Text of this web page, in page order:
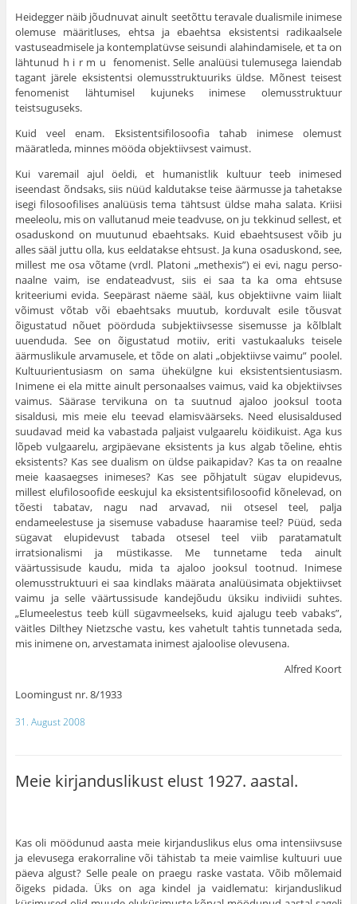
Heidegger näib jõudnuvat ainult seetõttu teravale dualismile ini­mese
olemuse määritluses, ehtsa ja ebaehtsa eksistentsi radikaalsele
vastuseadmisele ja kontemplatüvse seisundi alahindamisele, et ta on
lähtunud h i r m u fenomenist. Selle analüüsi tulemusega laiendab
tagant järele eksistentsi olemusstruktuuriks üldse. Mõnest teisest
fenomenist lähtumisel kujuneks inimese olemusstruktuur
teistsuguseks.
Kuid veel enam. Eksistentsifilosoofia tahab inimese olemust
määratleda, minnes mööda objektiivsest vaimust.
Kui varemail ajul öeldi, et humanistlik kultuur teeb inimesed
iseendast õndsaks, siis nüüd kaldutakse teise äärmusse ja tahetakse
isegi filosoofilises analüüsis tema tähtsust üldse maha salata. Kriisi
meeleolu, mis on vallutanud meie teadvuse, on ju tekkinud sellest, et
osaduskond on muutunud ebaehtsaks. Kuid ebaehtsusest võib ju
alles sääl juttu olla, kus eeldatakse ehtsust. Ja kuna osaduskond, see,
millest me osa võtame (vrdl. Platoni „methexis”) ei evi, nagu perso­
naalne vaim, ise endateadvust, siis ei saa ta ka oma ehtsuse
kriteeriumi evida. Seepärast näeme sääl, kus objektiivne vaim liialt
võimust võtab või ebaehtsaks muutub, korduvalt esile tõusvat
õigustatud nõuet pöörduda subjektiivsesse sisemusse ja kõlblalt
uuenduda. See on õigus­tatud motiiv, eriti vastukaaluks teisele
äärmuslikule arvamusele, et tõde on alati „objektiivse vaimu” poolel.
Kultuurientusiasm on sama ühekülgne kui eksistentsientusiasm.
Inimene ei ela mitte ainult per­sonaalses vaimus, vaid ka objektiivses
vaimus. Säärase tervikuna on ta suutnud ajaloo jooksul toota
sisaldusi, mis meie elu teevad elamis­väärseks. Need elusisaldused
suudavad meid ka vabastada paljaist vulgaarelu köidikuist. Aga kus
lõpeb vulgaarelu, argipäevane eksis­tents ja kus algab tõeline, ehtis
eksistents? Kas see dualism on üldse paikapidav? Kas ta on reaalne
meie kaasaegses inimeses? Kas see põhjatult sügav elupidevus,
millest elufilosoofide eeskujul ka eksis­tentsifilosoofid kõnelevad, on
tõesti tabatav, nagu nad arvavad, nii otsesel teel, palja
endameelestuse ja sisemuse vabaduse haaramise teel? Püüd, seda
sügavat elupidevust tabada otsesel teel viib paratamatult
irratsionalismi ja müstikasse. Me tunnetame teda ainult
väärtussisude kaudu, mida ta ajaloo jooksul tootnud. Inimese
olemusstruktuuri ei saa kindlaks määrata analüüsimata objektiivset
vaimu ja selle väärtus­sisude kandejõudu üksiku indiviidi suhtes.
„Elumeelestus teeb küll sügavmeelseks, kuid ajalugu teeb vabaks”,
väitles Dilthey Nietzsche vastu, kes vahetult tahtis tunnetada seda,
mis inimene on, arvestamata inimest ajaloolise olevusena.
Alfred Koort
Loomingust nr. 8/1933
31. August 2008
Meie kirjanduslikust elust 1927. aastal.
Kas oli möödunud aasta meie kirjanduslikus elus oma intensiivsuse
ja elevusega erakorraline või tähistab ta meie vaimlise kultuuri uue
päeva algust? Selle peale on praegu raske vastata. Võib mõlemaid
õigeks pidada. Üks on aga kindel ja vaidlematu: kirjanduslikud